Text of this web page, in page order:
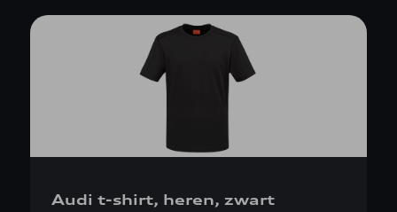
Audi t-shirt, heren, zwart